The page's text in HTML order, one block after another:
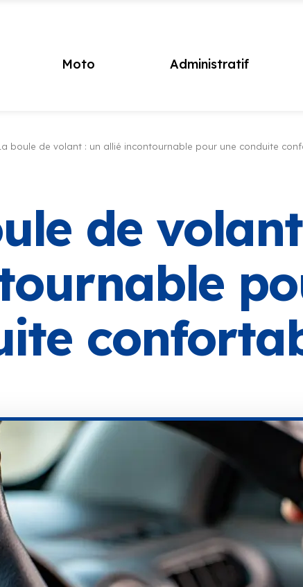
Moto Administratif
boule de volant : un allié incontournable pour une conduite
de